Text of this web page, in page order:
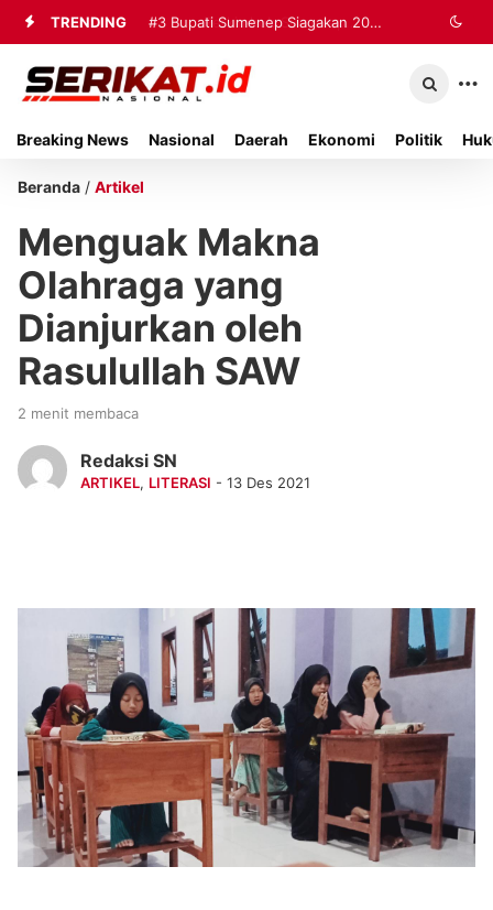
TRENDING #2 Perkimhub Sumenep
Matangkan Pelaksanaan RTLH 2026,
#3 Bupati Sumenep Siagakan 20
Ambulans dan Tiga Rumah Sakit
Breaking News Nasional Daerah Ekonomi Politik
Beranda / Artikel
Menguak Makna
Olahraga yang
Dianjurkan oleh
Rasulullah SAW
2 menit membaca
Redaksi SN
ARTIKEL, LITERASI - 13 Des 2021